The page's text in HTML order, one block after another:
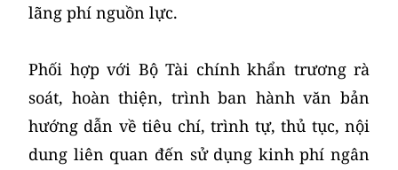
lãng phí nguồn lực.
Phối hợp với Bộ Tài chính khẩn trương rà
soát, hoàn thiện, trình ban hành văn bản
hướng dẫn về tiêu chí, trình tự, thủ tục, nội
dung liên quan đến sử dụng kinh phí ngân